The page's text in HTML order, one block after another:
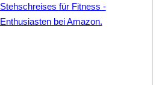
Stehschreises für Fitness -
Enthusiasten bei Amazon.